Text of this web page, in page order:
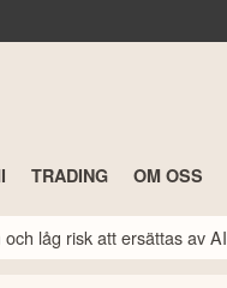
TRADING OM OSS
låg risk att ersättas av AI